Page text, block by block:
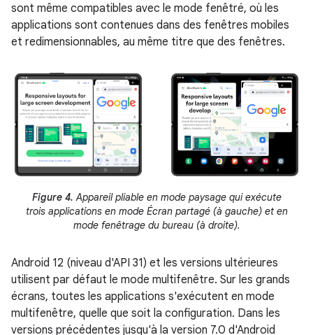
sont même compatibles avec le mode fenêtré, où les
applications sont contenues dans des fenêtres mobiles
et redimensionnables, au même titre que des fenêtres.
Figure 4. Appareil pliable en mode paysage qui exécute
trois applications en mode Écran partagé (à gauche) et en
mode fenêtrage du bureau (à droite).
Android 12 (niveau d'API 31) et les versions ultérieures
utilisent par défaut le mode multifenêtre. Sur les grands
écrans, toutes les applications s'exécutent en mode
multifenêtre, quelle que soit la configuration. Dans les
versions précédentes jusqu'à la version 7.0 d'Android